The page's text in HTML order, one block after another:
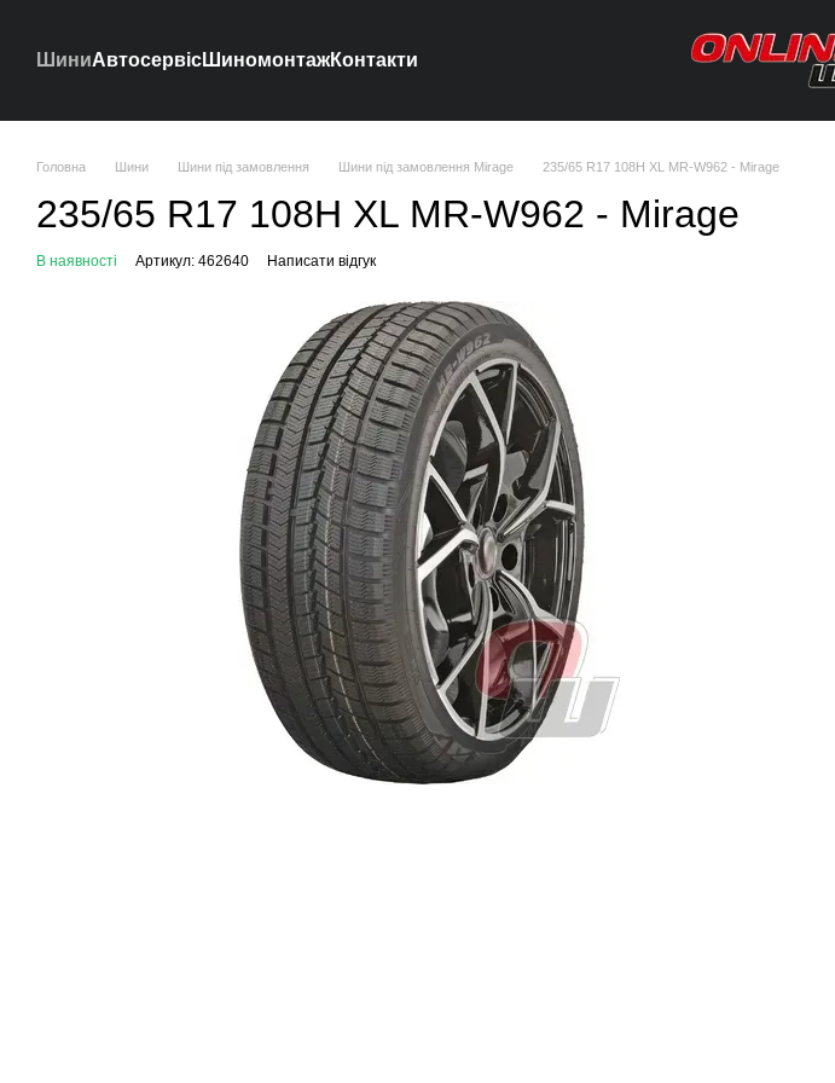
ШиниАвтосервісШиномонтажКонтакти
Головна Шини Шини під замовлення Шини під замовлення Mirage 235/65 R17 108H XL MR-W962 - Mirage
235/65 R17 108H XL MR-W962 - Mirage
В наявності Артикул: 462640 Написати відгук